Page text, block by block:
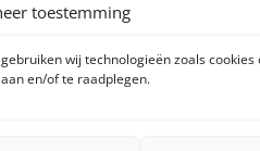
toestemming
wij technologieën zoals cookies
en/of te raadplegen.